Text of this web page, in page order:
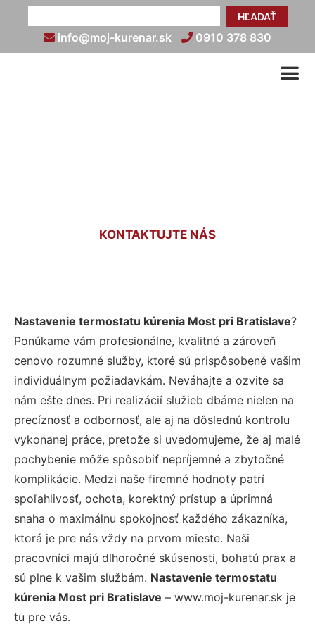
HĽADAŤ
info@moj-kurenar.sk 0910 378 830
KONTAKTUJTE NÁS
Nastavenie termostatu kúrenia Most pri Bratislave?
Ponúkame vám profesionálne, kvalitné a zároveň
cenovo rozumné služby, ktoré sú prispôsobené vašim
individuálnym požiadavkám. Neváhajte a ozvite sa
nám ešte dnes. Pri realizácií služieb dbáme nielen na
precíznosť a odbornosť, ale aj na dôslednú kontrolu
vykonanej práce, pretože si uvedomujeme, že aj malé
pochybenie môže spôsobiť nepríjemné a zbytočné
komplikácie. Medzi naše firemné hodnoty patrí
spoľahlivosť, ochota, korektný prístup a úprimná
snaha o maximálnu spokojnosť každého zákazníka,
ktorá je pre nás vždy na prvom mieste. Naši
pracovníci majú dlhoročné skúsenosti, bohatú prax a
sú plne k vašim službám. Nastavenie termostatu
kúrenia Most pri Bratislave – www.moj-kurenar.sk je
tu pre vás.